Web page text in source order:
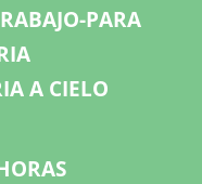
PARA
A CIELO